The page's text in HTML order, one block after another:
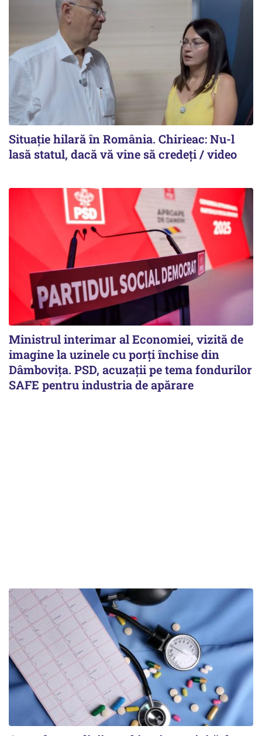
Situație hilară în România. Chirieac: Nu-l
lasă statul, dacă vă vine să credeți / video
Ministrul interimar al Economiei, vizită de
imagine la uzinele cu porți închise din
Dâmbovița. PSD, acuzații pe tema fondurilor
SAFE pentru industria de apărare